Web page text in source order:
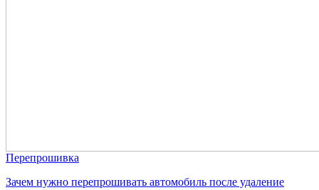
Перепрошивка
Зачем нужно перепрошивать автомобиль после удаление